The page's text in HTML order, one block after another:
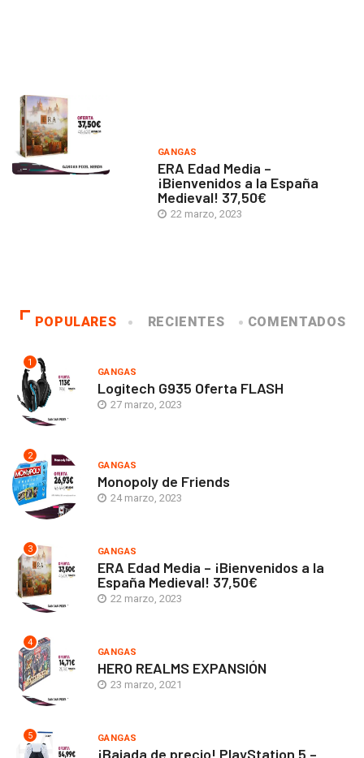
GANGAS
ERA Edad Media –
¡Bienvenidos a la España
Medieval! 37,50€
22 marzo, 2023
POPULARES RECIENTES COMENTADOS
1
GANGAS
Logitech G935 Oferta FLASH
27 marzo, 2023
2
GANGAS
Monopoly de Friends
24 marzo, 2023
3 GANGAS
ERA Edad Media – ¡Bienvenidos a la
España Medieval! 37,50€
22 marzo, 2023
4
GANGAS
HERO REALMS EXPANSIÓN
23 marzo, 2021
5 GANGAS
¡Bajada de precio! PlayStation 5 –